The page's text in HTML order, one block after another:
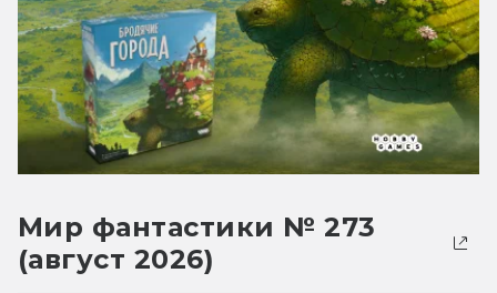
Мир фантастики № 273
(август 2026)